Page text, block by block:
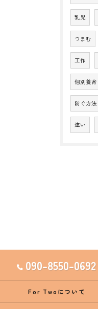
乳児
つまむ
工作
個別養育
防ぐ方法
違い
090-8550-0692
For Twoについて